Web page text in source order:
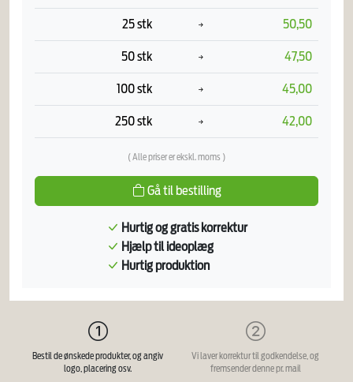
25 stk 50,50
50 stk 47,50
100 stk 45,00
250 stk 42,00
( Alle priser er ekskl. moms )
Gå til bestilling
Hurtig og gratis korrektur
Hjælp til ideoplæg
Hurtig produktion
Bestil de ønskede produkter, og angiv
logo, placering osv.
Vi laver korrektur til godkendelse, og
fremsender denne pr. mail